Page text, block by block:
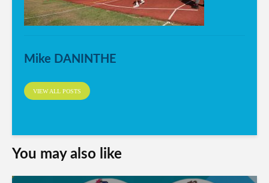
Mike DANINTHE
VIEW ALL POSTS
You may also like